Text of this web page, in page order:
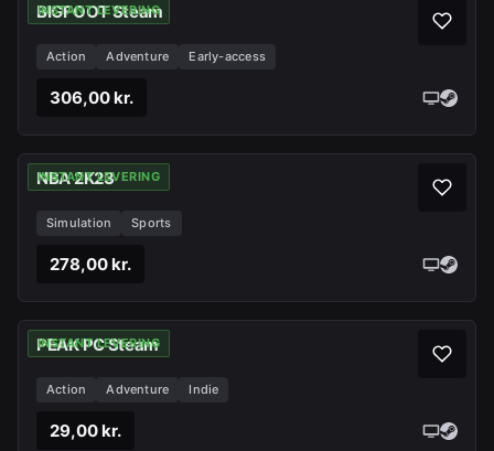
INSTANT LEVERING
BIGFOOT Steam
Action Adventure Early-access
306,00 kr.
INSTANT LEVERING
NBA 2K23
Simulation Sports
278,00 kr.
INSTANT LEVERING
PEAK PC Steam
Action Adventure Indie
29,00 kr.